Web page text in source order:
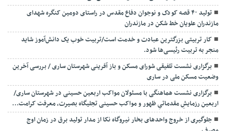
تولید ۴۰ قصه کودک و نوجوان دفاع مقدس در راستای دومین کنگره شهدای
مازندران علویان خط شکن در مازندران
کار تربیتی بزرگترین عبادت و خدمت است/تربیت خوب یک دانش‌آموز شاید
منجر به تربیت رئیسی‌ها شود.
برگزاری ‌نشست تلفیقی شورای مسکن و باز آفرینی شهرستان ساری / بررسی آخرین
وضعیت مسکن ملی در ساری
برگزاری نشست هماهنگی با مسئولان مواکب اربعین حسینی در شهرستان ساری/
اربعین رزمایشِ مقدماتیِ ظهور و مواکب حسینی تجلیگاه بصیرت، معرفت کرامت…
جلوگیری از خروج واحدهای بخار نیروگاه نکا از مدار تولید برق در زمان اوج